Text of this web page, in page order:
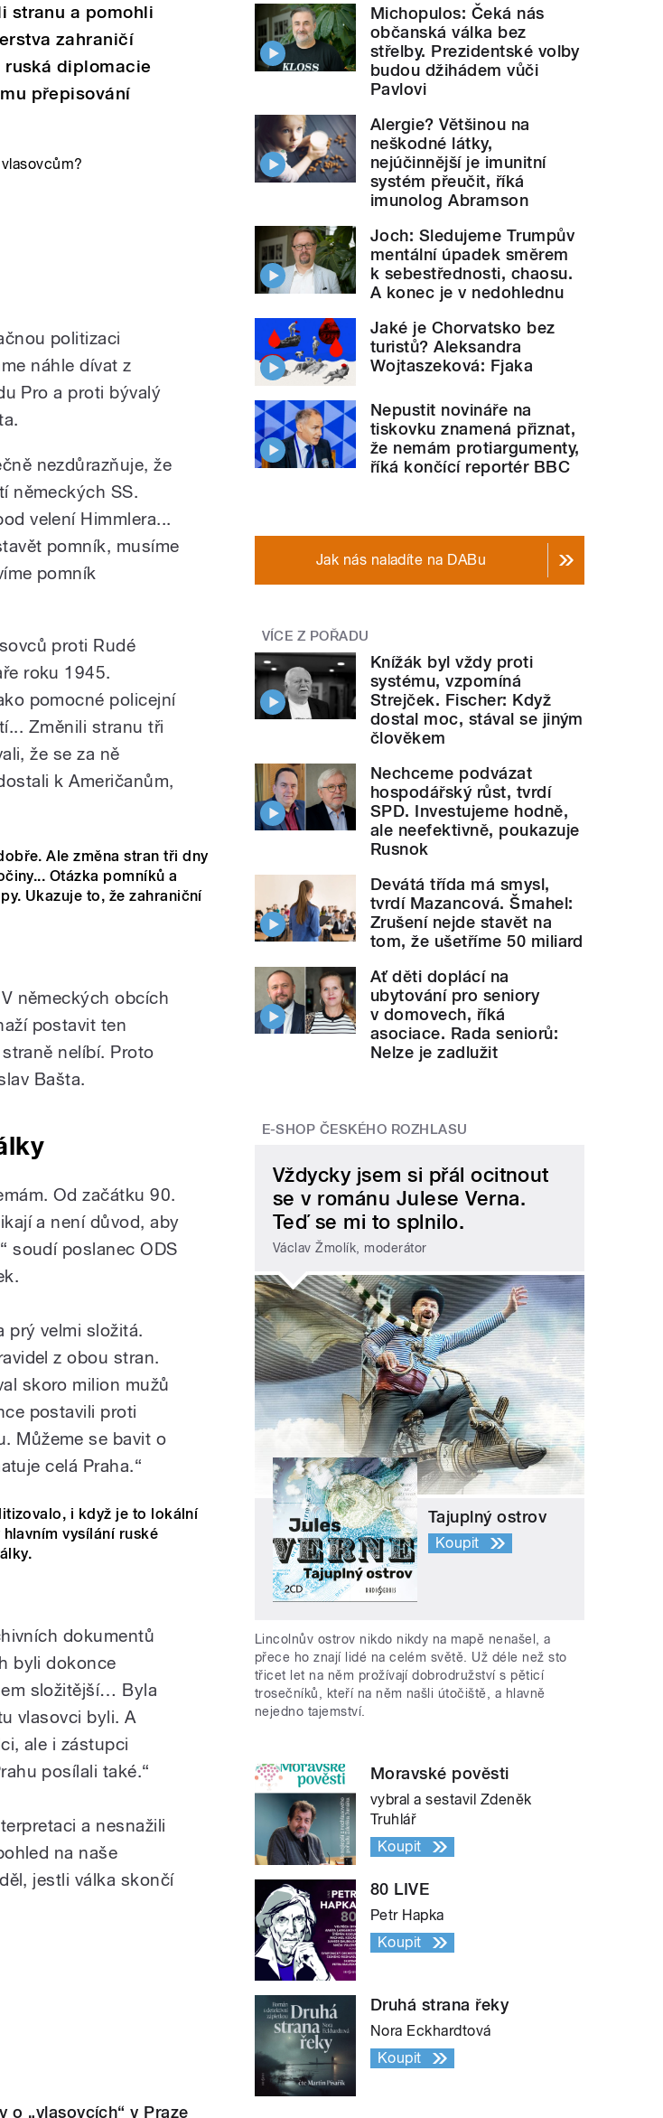
stranu a pomohli
zahraničí
diplomacie
přepisování
politizaci
náhle dívat z
Pro a proti bývalý
nezdůrazňuje, že
německých SS.
velení Himmlera...
pomník, musíme
pomník
proti Rudé
roku 1945.
pomocné policejní
Změnili stranu tři
že se za ně
k Američanům,
Ale změna stran tři dny
Otázka pomníků a
Ukazuje to, že zahraniční
německých obcích
postavit ten
nelíbí. Proto
Bašta.
Od začátku 90.
a není důvod, aby
soudí poslanec ODS
prý velmi složitá.
z obou stran.
skoro milion mužů
postavili proti
Můžeme se bavit o
celá Praha.“
i když je to lokální
vysílání ruské
dokumentů
byli dokonce
složitější… Byla
vlasovci byli. A
ale i zástupci
posílali také.“
a nesnažili
na naše
jestli válka skončí
o „vlasovcích“ v Praze
Michopulos: Čeká nás
občanská válka bez
střelby. Prezidentské volby
budou džihádem vůči
Pavlovi
Alergie? Většinou na
neškodné látky,
nejúčinnější je imunitní
systém přeučit, říká
imunolog Abramson
Joch: Sledujeme Trumpův
mentální úpadek směrem
k sebestřednosti, chaosu.
A konec je v nedohlednu
Jaké je Chorvatsko bez
turistů? Aleksandra
Wojtaszeková: Fjaka
Nepustit novináře na
tiskovku znamená přiznat,
že nemám protiargumenty,
říká končící reportér BBC
Jak nás naladíte na DABu
VÍCE Z POŘADU
Knížák byl vždy proti
systému, vzpomíná
Strejček. Fischer: Když
dostal moc, stával se jiným
člověkem
Nechceme podvázat
hospodářský růst, tvrdí
SPD. Investujeme hodně,
ale neefektivně, poukazuje
Rusnok
Devátá třída má smysl,
tvrdí Mazancová. Šmahel:
Zrušení nejde stavět na
tom, že ušetříme 50 miliard
Ať děti doplácí na
ubytování pro seniory
v domovech, říká
asociace. Rada seniorů:
Nelze je zadlužit
E-SHOP ČESKÉHO ROZHLASU
Vždycky jsem si přál ocitnout
se v románu Julese Verna.
Teď se mi to splnilo.
Václav Žmolík, moderátor
Tajuplný ostrov
Koupit
Lincolnův ostrov nikdo nikdy na mapě nenašel, a
přece ho znají lidé na celém světě. Už déle než sto
třicet let na něm prožívají dobrodružství s pěticí
trosečníků, kteří na něm našli útočiště, a hlavně
nejedno tajemství.
Moravské pověsti
vybral a sestavil Zdeněk
Truhlář
Koupit
80 LIVE
Petr Hapka
Koupit
Druhá strana řeky
Nora Eckhardtová
Koupit